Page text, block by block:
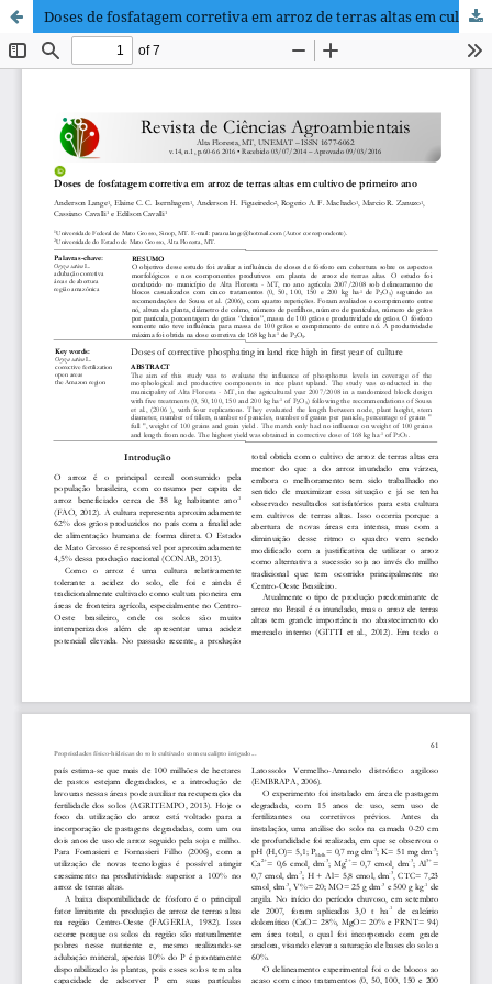
Doses de fosfatagem corretiva em arroz de terras altas em cultivo de primeiro ano